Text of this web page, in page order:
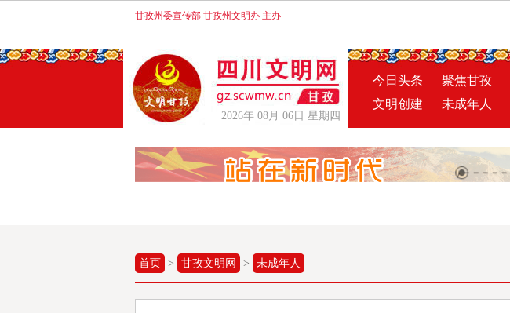
甘孜州委宣传部 甘孜州文明办 主办
2026年 08月 06日 星期四
今日头条 聚焦甘孜
文明创建
未成年人
首页 > 甘孜文明网 > 未成年人